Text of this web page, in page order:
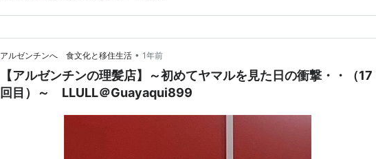
アルゼンチンへ 食文化と移住生活 • 1年前
【アルゼンチンの理髪店】～初めてヤマルを見た日の衝撃・・（17
回目）～ LLULL＠Guayaqui899